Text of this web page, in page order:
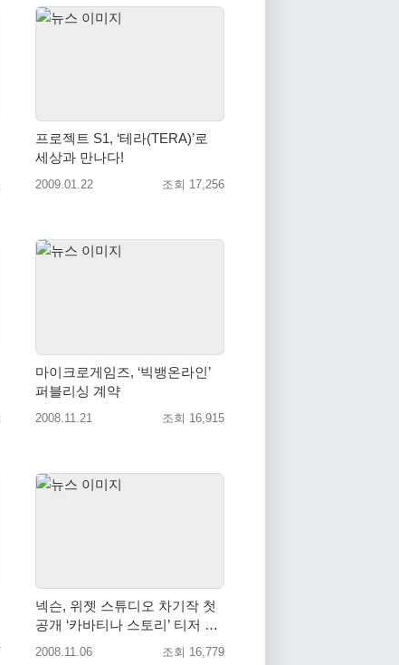
프로젝트 S1, ‘테라(TERA)’로
세상과 만나다!
2009.01.22 조회 17,256
마이크로게임즈, ‘빅뱅온라인’
퍼블리싱 계약
2008.11.21 조회 16,915
넥슨, 위젯 스튜디오 차기작 첫
공개 ‘카바티나 스토리’ 티저 사
이트 오픈
2008.11.06 조회 16,779